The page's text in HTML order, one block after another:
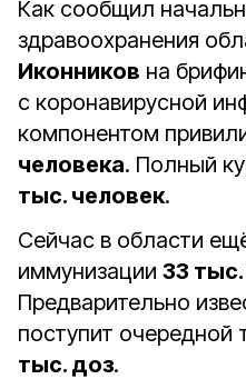
Как сообщил
здравоохранения
Иконников на
с коронавирусной
компонентом
человека. Полный
тыс. человек.
Сейчас в области
иммунизации 33
Предварительно
поступит очередной
тыс. доз.